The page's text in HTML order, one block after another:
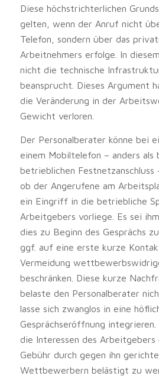
Diese höchstrichterlichen
gelten, wenn der Anruf nicht
Telefon, sondern über das
Arbeitnehmers erfolge. In
nicht die technische
beansprucht. Dieses Argument
die Veränderung in der
Gewicht verloren.
Der Personalberater könne bei
einem Mobiltelefon – anders als
betrieblichen Festnetzanschluss
ob der Angerufene am
ein Eingriff in die betriebliche
Arbeitgebers vorliege. Es sei
dies zu Beginn des Gesprächs
ggf. auf eine erste kurze
Vermeidung
beschränken. Diese kurze
belaste den Personalberater
lasse sich zwanglos in eine
Gesprächseröffnung
die Interessen des
Gebühr durch gegen ihn
Wettbewerbern belästigt zu